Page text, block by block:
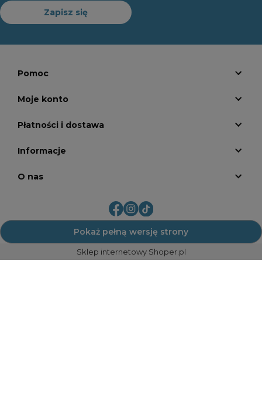
Zapisz się
Pomoc
Moje konto
Płatności i dostawa
Informacje
O nas
Pokaż pełną wersję strony
Sklep internetowy Shoper.pl